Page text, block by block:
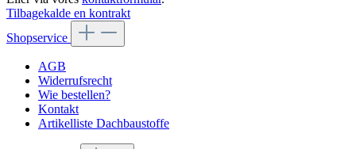
Tilbagekalde en kontrakt
Shopservice
AGB
Widerrufsrecht
Wie bestellen?
Kontakt
Artikelliste Dachbaustoffe